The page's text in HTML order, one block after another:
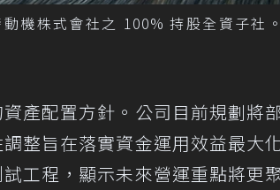
機株式會社之 100% 持股全資子社
產配置方針。公司目前規劃將
整旨在落實資金運用效益最大
工程，顯示未來營運重點將更